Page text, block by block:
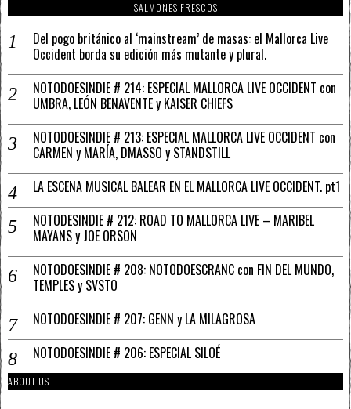
SALMONES FRESCOS
Del pogo británico al ‘mainstream’ de masas: el Mallorca Live
Occident borda su edición más mutante y plural.
NOTODOESINDIE # 214: ESPECIAL MALLORCA LIVE OCCIDENT con
UMBRA, LEÓN BENAVENTE y KAISER CHIEFS
NOTODOESINDIE # 213: ESPECIAL MALLORCA LIVE OCCIDENT con
CARMEN y MARÍA, DMASSO y STANDSTILL
LA ESCENA MUSICAL BALEAR EN EL MALLORCA LIVE OCCIDENT. pt1
NOTODESINDIE # 212: ROAD TO MALLORCA LIVE – MARIBEL
MAYANS y JOE ORSON
NOTODOESINDIE # 208: NOTODOESCRANC con FIN DEL MUNDO,
TEMPLES y SVSTO
NOTODOESINDIE # 207: GENN y LA MILAGROSA
NOTODOESINDIE # 206: ESPECIAL SILOÉ
ABOUT US